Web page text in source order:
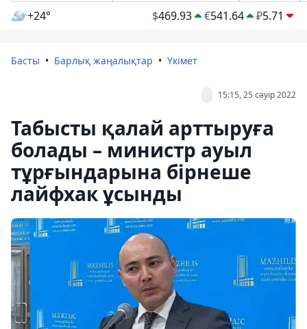
+24° $469.93 €541.64 ₽5.71
Басты Барлық жаңалықтар Үкімет
15:15, 25 сәуір 2022
Табысты қалай арттыруға
болады – министр ауыл
тұрғындарына бірнеше
лайфхак ұсынды